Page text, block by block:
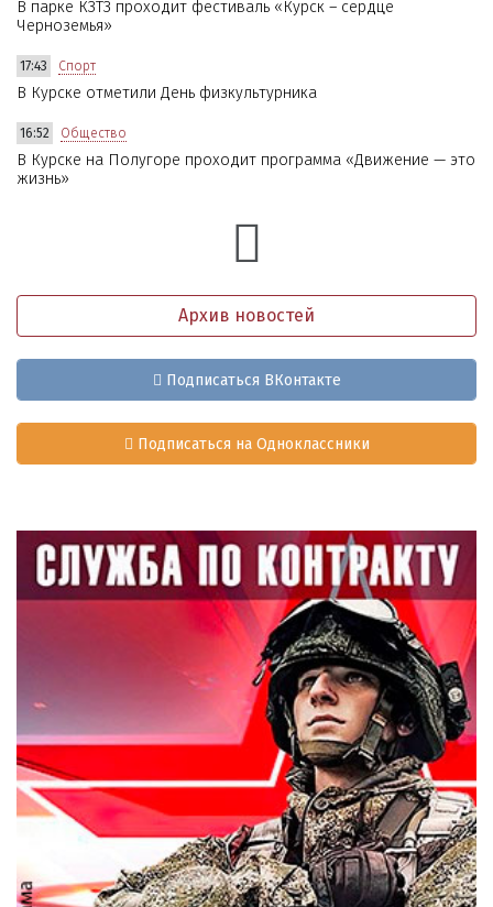
В парке КЗТЗ проходит фестиваль «Курск – сердце
Черноземья»
17:43 Спорт
В Курске отметили День физкультурника
16:52 Общество
В Курске на Полугоре проходит программа «Движение — это
жизнь»
Архив новостей
Подписаться ВКонтакте
Подписаться на Одноклассники